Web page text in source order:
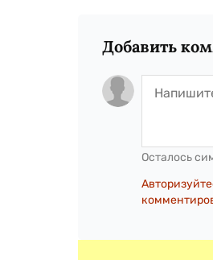
Добавить
Осталось